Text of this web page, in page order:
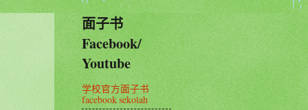
面子书
Facebook/
Youtube
学校官方面子书
facebook sekolah